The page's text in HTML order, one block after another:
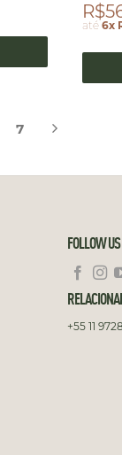
até 6x
7
FOLLOW US
+55 11